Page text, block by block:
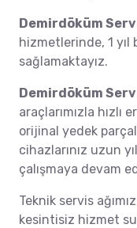
Demirdöküm
hizmetlerinde, 1
sağlamaktayız.
Demirdöküm
araçlarımızla
orijinal yedek
cihazlarınız uzun
çalışmaya devam
Teknik servis
kesintisiz hizmet